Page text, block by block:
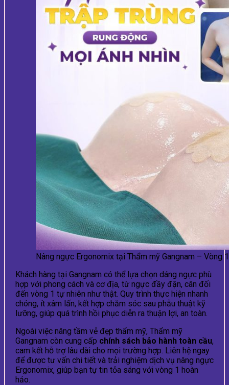
Nâng ngực Ergonomix tại Thẩm mỹ Gangnam – Vòng
Khách hàng tại Gangnam có thể lựa chọn dáng ngực phù
hợp với phong cách và cơ địa, từ ngực đầy đặn, cân đối
đến vòng 1 tự nhiên như thật. Quy trình thực hiện nhanh
chóng, ít xâm lấn, kết hợp chăm sóc sau phẫu thuật kỹ
lưỡng, giúp quá trình hồi phục diễn ra thuận lợi, an toàn.
Ngoài việc nâng tầm vẻ đẹp thẩm mỹ, Thẩm mỹ
Gangnam còn cung cấp chính sách bảo hành toàn cầu,
cam kết hỗ trợ lâu dài cho mọi trường hợp. Liên hệ ngay
để được tư vấn chi tiết và trải nghiệm dịch vụ nâng ngực
Ergonomix, giúp bạn tự tin tỏa sáng với vòng 1 hoàn
hảo.